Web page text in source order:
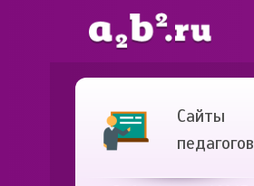
Сайты
педагогов